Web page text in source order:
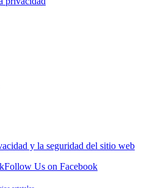
y la seguridad del sitio web
Follow Us on Facebook